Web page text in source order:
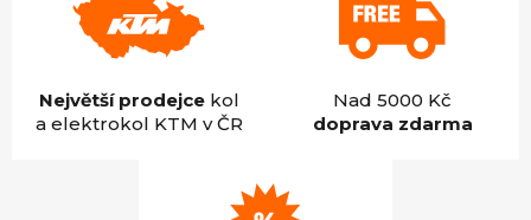
Největší prodejcekol
a elektrokol KTM v ČR
Nad 5000 Kč
doprava zdarma